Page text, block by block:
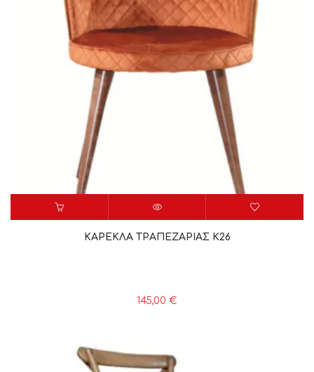
ΚΑΡΕΚΛΑ ΤΡΑΠΕΖΑΡΙΑΣ K26
145,00 €